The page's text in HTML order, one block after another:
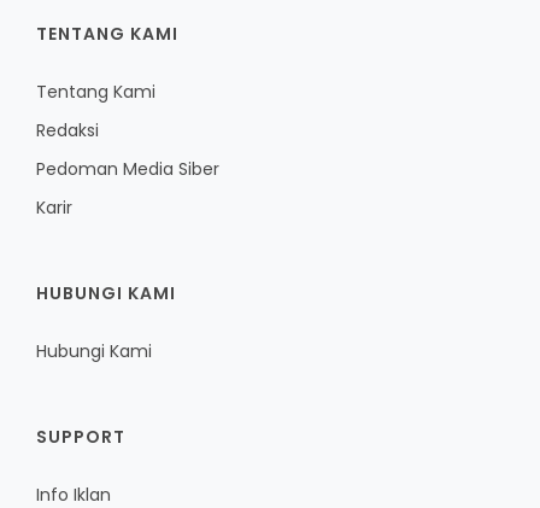
TENTANG KAMI
Tentang Kami
Redaksi
Pedoman Media Siber
Karir
HUBUNGI KAMI
Hubungi Kami
SUPPORT
Info Iklan